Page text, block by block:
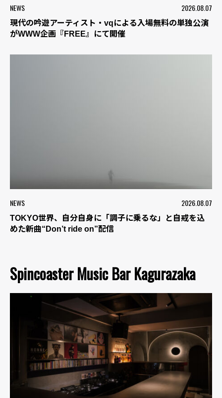
NEWS 2026.08.07
現代の吟遊アーティスト・vqによる入場無料の単独公演
がWWW企画『FREE』にて開催
NEWS 2026.08.07
TOKYO世界、自分自身に「調子に乗るな」と自戒を込
めた新曲“Don’t ride on”配信
Spincoaster Music Bar Kagurazaka